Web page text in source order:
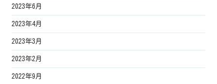
2023年6月
2023年4月
2023年3月
2023年2月
2022年9月